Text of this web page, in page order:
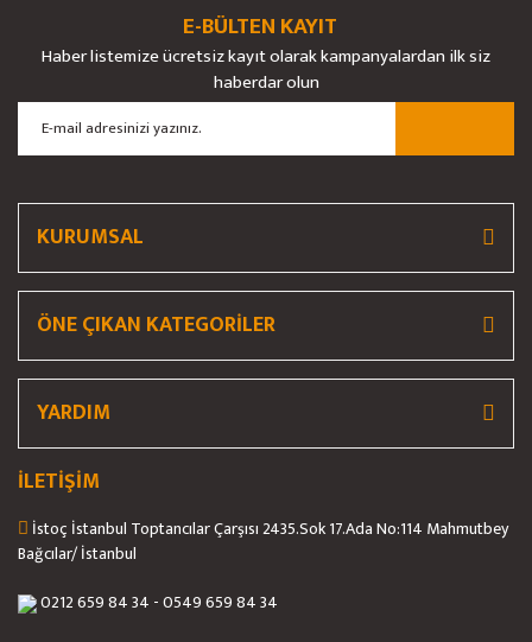
Yorum Yaz
Ürün resmi kalitesiz, bozuk veya görüntülenemiyor.
Ürün açıklamasında eksik bilgiler bulunuyor.
Ürün bilgilerinde hatalar bulunuyor.
Ürün fiyatı diğer sitelerden daha pahalı.
E-BÜLTEN KAYIT
Haber listemize ücretsiz kayıt olarak kampanyalardan ilk siz
haberdar olun
KURUMSAL
ÖNE ÇIKAN KATEGORİLER
YARDIM
İLETİŞİM
İstoç İstanbul Toptancılar Çarşısı 2435.Sok 17.Ada No:114 Mahmutbey
Bağcılar/ İstanbul
0212 659 84 34 - 0549 659 84 34